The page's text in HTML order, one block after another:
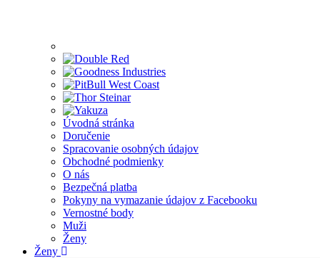
Úvodná stránka
Doručenie
Spracovanie osobných údajov
Obchodné podmienky
O nás
Bezpečná platba
Pokyny na vymazanie údajov z Facebooku
Vernostné body
Muži
Ženy
Ženy